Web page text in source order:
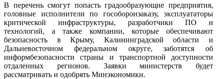
В перечень смогут попасть градообразующие предприятия,
головные исполнители по гособоронзаказу, эксплуататоры
критической инфраструктуры, разработчики ПО и
технологий, а также компании, которые обеспечивают
безопасность в Крыму, Калининградской области и
Дальневосточном федеральном округе, заботятся об
информбезопасности страны и транспортной доступности
отдаленных регионов. Заявки министерств будет
рассматривать и одобрять Минэкономики.